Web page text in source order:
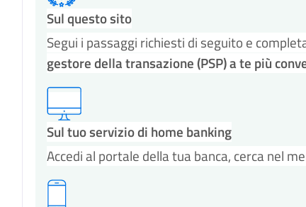
Sul questo sito
Segui i passaggi richiesti di seguito e
gestore della transazione (PSP) a te più
Sul tuo servizio di home banking
Accedi al portale della tua banca, cerca nel